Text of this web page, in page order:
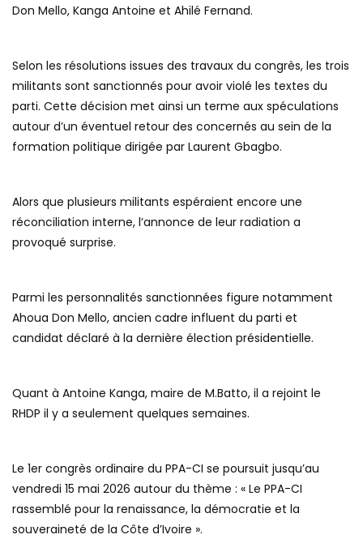
Don Mello, Kanga Antoine et Ahilé Fernand.
Selon les résolutions issues des travaux du congrès, les trois
militants sont sanctionnés pour avoir violé les textes du
parti. Cette décision met ainsi un terme aux spéculations
autour d’un éventuel retour des concernés au sein de la
formation politique dirigée par Laurent Gbagbo.
Alors que plusieurs militants espéraient encore une
réconciliation interne, l’annonce de leur radiation a
provoqué surprise.
Parmi les personnalités sanctionnées figure notamment
Ahoua Don Mello, ancien cadre influent du parti et
candidat déclaré à la dernière élection présidentielle.
Quant à Antoine Kanga, maire de M.Batto, il a rejoint le
RHDP il y a seulement quelques semaines.
Le 1er congrès ordinaire du PPA-CI se poursuit jusqu’au
vendredi 15 mai 2026 autour du thème : « Le PPA-CI
rassemblé pour la renaissance, la démocratie et la
souveraineté de la Côte d’Ivoire ».